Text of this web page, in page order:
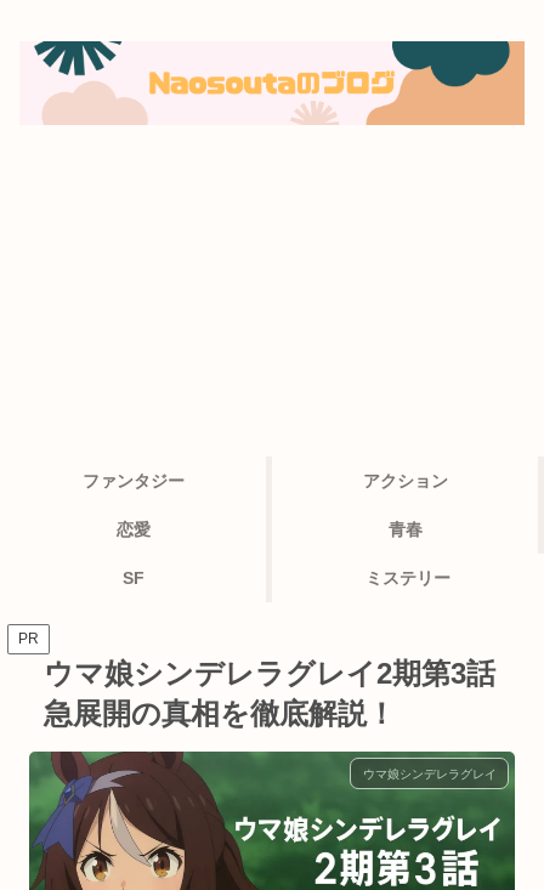
ファンタジー アクション
恋愛 青春
SF ミステリー
PR
ウマ娘シンデレラグレイ2期第3話
急展開の真相を徹底解説！
ウマ娘シンデレラグレイ